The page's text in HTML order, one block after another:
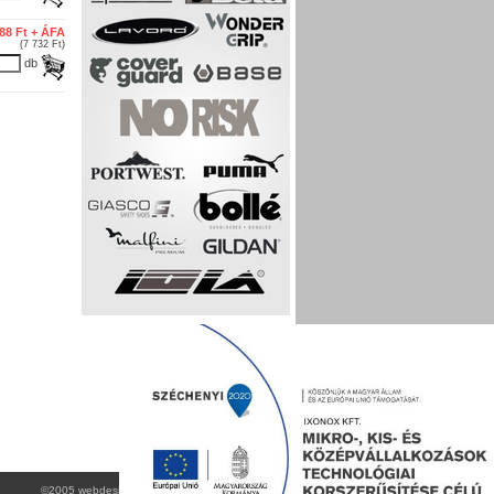
Ft + ÁFA
(7 732 Ft)
db
©2005 webdesign by flashpistols webműhely